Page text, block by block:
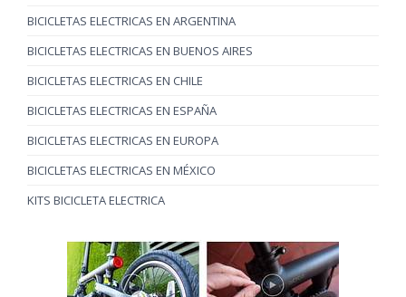
BICICLETAS ELECTRICAS EN ARGENTINA
BICICLETAS ELECTRICAS EN BUENOS AIRES
BICICLETAS ELECTRICAS EN CHILE
BICICLETAS ELECTRICAS EN ESPAÑA
BICICLETAS ELECTRICAS EN EUROPA
BICICLETAS ELECTRICAS EN MÉXICO
KITS BICICLETA ELECTRICA